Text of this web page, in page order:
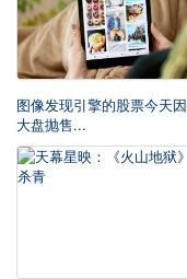
图像发现引擎的股票今天因
大盘抛售...